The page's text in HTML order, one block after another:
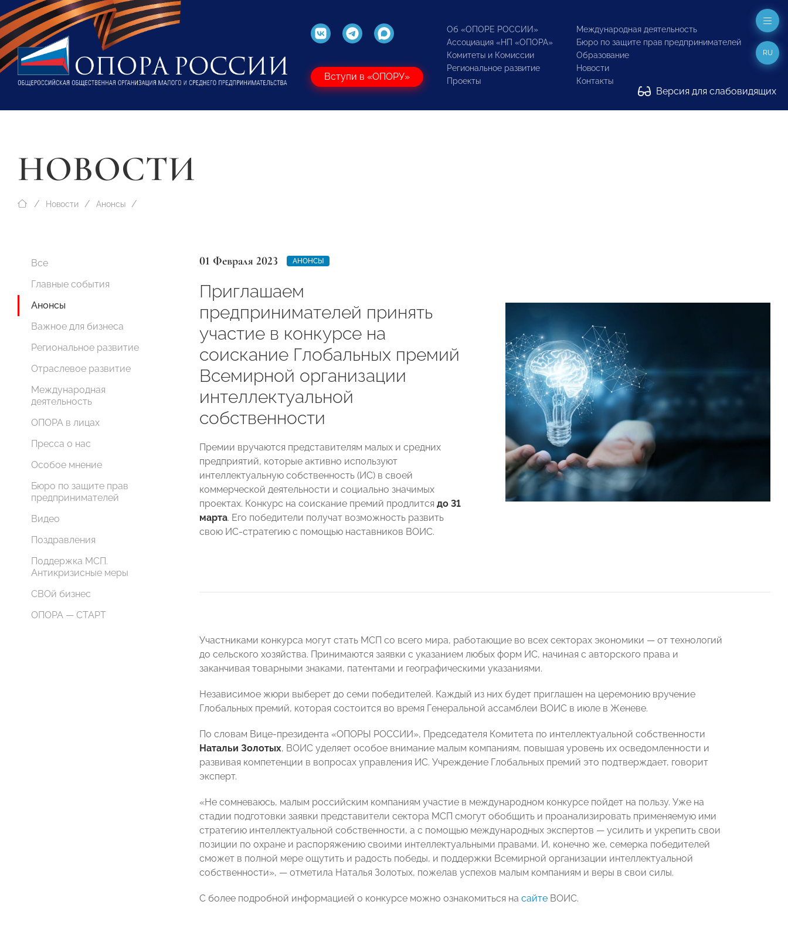
Вступи в «ОПОРУ»
Об «ОПОРЕ РОССИИ»
Ассоциация «НП «ОПОРА»
Комитеты и Комиссии
Региональное развитие
Проекты
Международная деятельность
Бюро по защите прав предпринимателей
Образование
Новости
Контакты
Версия для слабовидящих
RU
НОВОСТИ
Новости Анонсы
Все
Главные события
Анонсы
Важное для бизнеса
Региональное развитие
Отраслевое развитие
Международная
деятельность
ОПОРА в лицах
Пресса о нас
Особое мнение
Бюро по защите прав
предпринимателей
Видео
Поздравления
Поддержка МСП.
Антикризисные меры
СВОй бизнес
ОПОРА — СТАРТ
01 Февраля 2023 АНОНСЫ
Приглашаем
предпринимателей принять
участие в конкурсе на
соискание Глобальных премий
Всемирной организации
интеллектуальной
собственности
Премии вручаются представителям малых и средних
предприятий, которые активно используют
интеллектуальную собственность (ИС) в своей
коммерческой деятельности и социально значимых
проектах. Конкурс на соискание премий продлится до 31
марта. Его победители получат возможность развить
свою ИС-стратегию с помощью наставников ВОИС.
Участниками конкурса могут стать МСП со всего мира, работающие во всех секторах экономики — от технологий
до сельского хозяйства. Принимаются заявки с указанием любых форм ИС, начиная с авторского права и
заканчивая товарными знаками, патентами и географическими указаниями.
Независимое жюри выберет до семи победителей. Каждый из них будет приглашен на церемонию вручение
Глобальных премий, которая состоится во время Генеральной ассамблеи ВОИС в июле в Женеве.
По словам Вице-президента «ОПОРЫ РОССИИ», Председателя Комитета по интеллектуальной собственности
Натальи Золотых, ВОИС уделяет особое внимание малым компаниям, повышая уровень их осведомленности и
развивая компетенции в вопросах управления ИС. Учреждение Глобальных премий это подтверждает, говорит
эксперт.
«Не сомневаюсь, малым российским компаниям участие в международном конкурсе пойдет на пользу. Уже на
стадии подготовки заявки представители сектора МСП смогут обобщить и проанализировать применяемую ими
стратегию интеллектуальной собственности, а с помощью международных экспертов — усилить и укрепить свои
позиции по охране и распоряжению своими интеллектуальными правами. И, конечно же, семерка победителей
сможет в полной мере ощутить и радость победы, и поддержки Всемирной организации интеллектуальной
собственности», — отметила Наталья Золотых, пожелав успехов малым компаниям и веры в свои силы.
С более подробной информацией о конкурсе можно ознакомиться на сайте ВОИС.